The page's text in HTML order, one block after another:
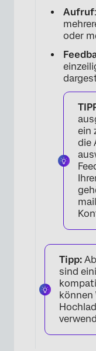
Aufruf
oder
ein
die
Tipp:
sind
können